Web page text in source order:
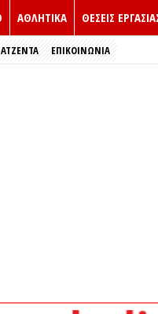
ΑΘΛΗΤΙΚΑ ΘΕΣΕΙΣ
ΑΤΖΕΝΤΑ ΕΠΙΚΟΙΝΩΝΙΑ